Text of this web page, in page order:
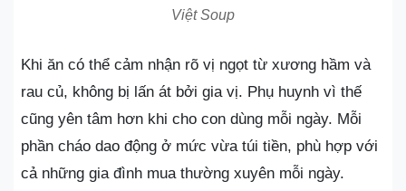
Việt Soup
Khi ăn có thể cảm nhận rõ vị ngọt từ xương hầm và
rau củ, không bị lấn át bởi gia vị. Phụ huynh vì thế
cũng yên tâm hơn khi cho con dùng mỗi ngày. Mỗi
phần cháo dao động ở mức vừa túi tiền, phù hợp với
cả những gia đình mua thường xuyên mỗi ngày.